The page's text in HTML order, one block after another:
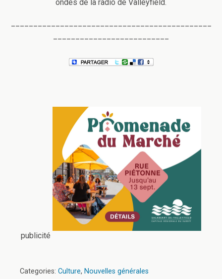
ondes de la radio de Valleyfield.
publicité
Categories: Culture, Nouvelles générales